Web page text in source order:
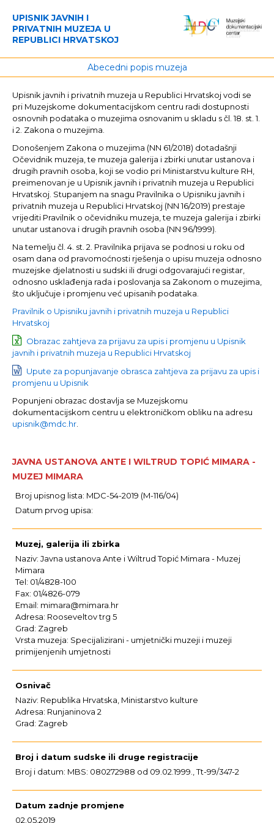
UPISNIK JAVNIH I
PRIVATNIH MUZEJA U
REPUBLICI HRVATSKOJ
Abecedni popis muzeja
Upisnik javnih i privatnih muzeja u Republici Hrvatskoj vodi se
pri Muzejskome dokumentacijskom centru radi dostupnosti
osnovnih podataka o muzejima osnovanim u skladu s čl. 18. st. 1.
i 2. Zakona o muzejima.
Donošenjem Zakona o muzejima (NN 61/2018) dotadašnji
Očevidnik muzeja, te muzeja galerija i zbirki unutar ustanova i
drugih pravnih osoba, koji se vodio pri Ministarstvu kulture RH,
preimenovan je u Upisnik javnih i privatnih muzeja u Republici
Hrvatskoj. Stupanjem na snagu Pravilnika o Upisniku javnih i
privatnih muzeja u Republici Hrvatskoj (NN 16/2019) prestaje
vrijediti Pravilnik o očevidniku muzeja, te muzeja galerija i zbirki
unutar ustanova i drugih pravnih osoba (NN 96/1999).
Na temelju čl. 4. st. 2. Pravilnika prijava se podnosi u roku od
osam dana od pravomoćnosti rješenja o upisu muzeja odnosno
muzejske djelatnosti u sudski ili drugi odgovarajući registar,
odnosno usklađenja rada i poslovanja sa Zakonom o muzejima,
što uključuje i promjenu već upisanih podataka.
Pravilnik o Upisniku javnih i privatnih muzeja u Republici
Hrvatskoj
Obrazac zahtjeva za prijavu za upis i promjenu u Upisnik
javnih i privatnih muzeja u Republici Hrvatskoj
Upute za popunjavanje obrasca zahtjeva za prijavu za upis i
promjenu u Upisnik
Popunjeni obrazac dostavlja se Muzejskomu
dokumentacijskom centru u elektroničkom obliku na adresu
upisnik@mdc.hr
JAVNA USTANOVA ANTE I WILTRUD TOPIĆ MIMARA -
MUZEJ MIMARA
Broj upisnog lista: MDC-54-2019 (M-116/04)
Datum prvog upisa:
Muzej, galerija ili zbirka
Naziv: Javna ustanova Ante i Wiltrud Topić Mimara - Muzej
Mimara
Tel: 01/4828-100
Fax: 01/4826-079
Email: mimara@mimara.hr
Adresa: Rooseveltov trg 5
Grad: Zagreb
Vrsta muzeja: Specijalizirani - umjetnički muzeji i muzeji
primijenjenih umjetnosti
Osnivač
Naziv: Republika Hrvatska, Ministarstvo kulture
Adresa: Runjaninova 2
Grad: Zagreb
Broj i datum sudske ili druge registracije
Broj i datum: MBS: 080272988 od 09.02.1999., Tt-99/347-2
Datum zadnje promjene
02.05.2019